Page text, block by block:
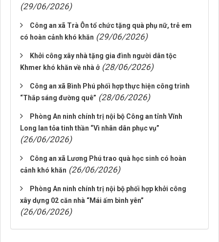
(29/06/2026)
Công an xã Trà Ôn tổ chức tặng quà phụ nữ, trẻ em
có hoàn cảnh khó khăn (29/06/2026)
Khởi công xây nhà tặng gia đình người dân tộc
Khmer khó khăn về nhà ở (28/06/2026)
Công an xã Bình Phú phối hợp thực hiện công trình
“Thắp sáng đường quê” (28/06/2026)
Phòng An ninh chính trị nội bộ Công an tỉnh Vĩnh
Long lan tỏa tinh thần “Vì nhân dân phục vụ”
(26/06/2026)
Công an xã Lương Phú trao quà học sinh có hoàn
cảnh khó khăn (26/06/2026)
Phòng An ninh chính trị nội bộ phối hợp khởi công
xây dựng 02 căn nhà “Mái ấm bình yên”
(26/06/2026)